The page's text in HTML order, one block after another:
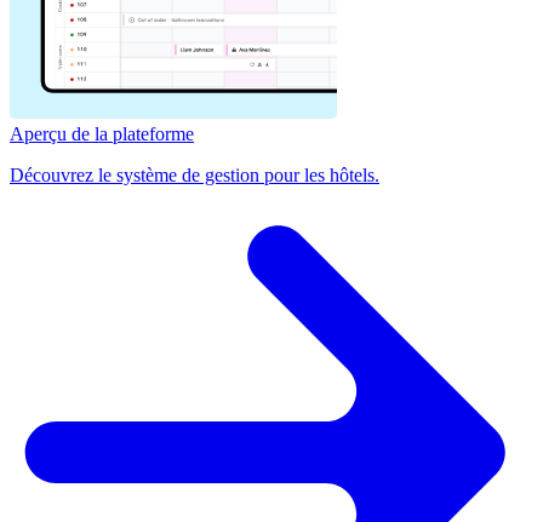
Aperçu de la plateforme
Découvrez le système de gestion pour les hôtels.